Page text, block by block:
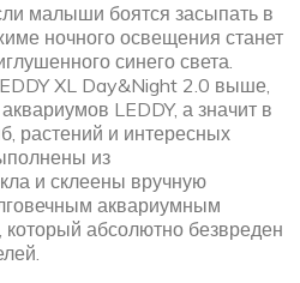
малыши боятся засыпать в
ночного освещения станет
синего света.
XL Day&Night 2.0 выше,
LEDDY, а значит в
растений и интересных
из
и склеены вручную
аквариумным
который абсолютно безвреден